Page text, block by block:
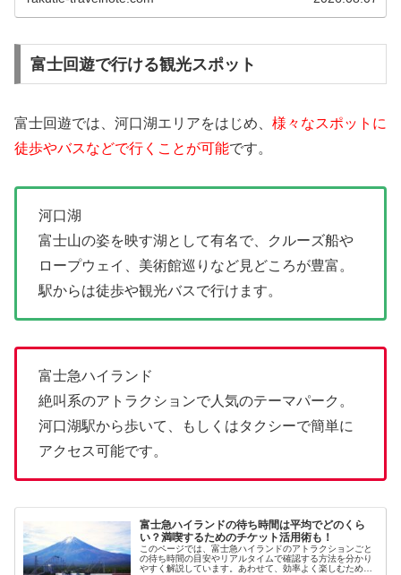
富士回遊で行ける観光スポット
富士回遊では、河口湖エリアをはじめ、 様々なスポットに
徒歩やバスなどで行くことが可能です。
河口湖
富士山の姿を映す湖として有名で、クルーズ船や
ロープウェイ、美術館巡りなど見どころが豊富。
駅からは徒歩や観光バスで行けます。
富士急ハイランド
絶叫系のアトラクションで人気のテーマパーク。
河口湖駅から歩いて、もしくはタクシーで簡単に
アクセス可能です。
富士急ハイランドの待ち時間は平均でどのくら
い？満喫するためのチケット活用術も！
このページでは、富士急ハイランドのアトラクションごと
の待ち時間の目安やリアルタイムで確認する方法を分かり
やすく解説しています。あわせて、効率よく楽しむための